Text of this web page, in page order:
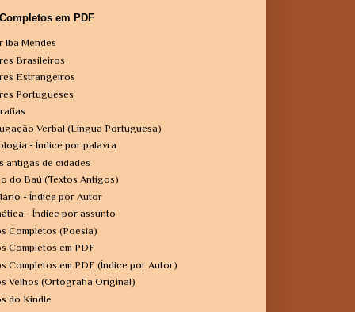
em PDF
Iba Mendes
Brasileiros
Estrangeiros
Portugueses
Verbal (Língua Portuguesa)
- Índice por palavra
antigas de cidades
do Baú (Textos Antigos)
- Índice por Autor
- Índice por assunto
Completos (Poesia)
Completos em PDF
Completos em PDF (Índice por Autor)
Velhos (Ortografia Original)
do Kindle